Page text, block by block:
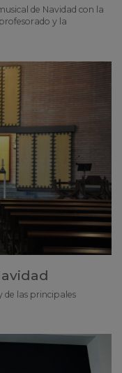
de Navidad con la
y la
de las principales